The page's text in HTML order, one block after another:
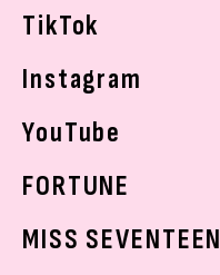
TikTok
Instagram
YouTube
FORTUNE
MISS SEVENTEEN